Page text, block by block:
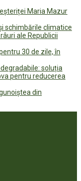
Maria Mazur
schimbările climatice
ale Republicii
30 de zile, în
soluția
pentru reducerea
din